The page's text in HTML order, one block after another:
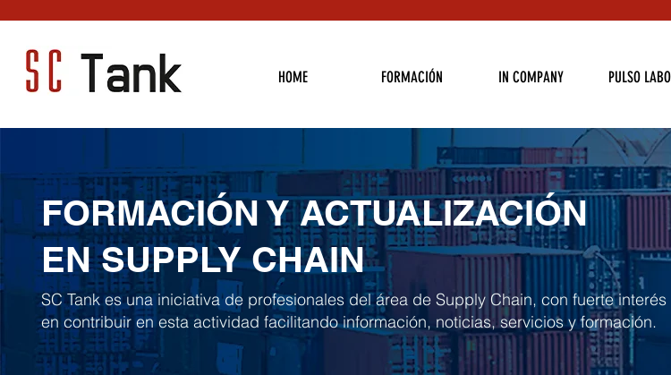
HOME FORMACIÓN IN COMPANY PULSO
FORMACIÓN Y ACTUALIZACIÓN
EN SUPPLY CHAIN
SC Tank es una iniciativa de profesionales del área de Supply Chain, con fuerte interés
en contribuir en esta actividad facilitando información, noticias, servicios y formación.